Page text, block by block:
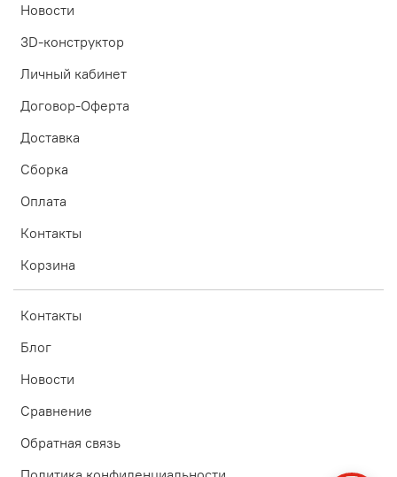
Новости
3D-конструктор
Личный кабинет
Договор-Оферта
Доставка
Сборка
Оплата
Контакты
Корзина
Контакты
Блог
Новости
Сравнение
Обратная связь